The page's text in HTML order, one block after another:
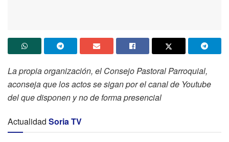
La propia organización, el Consejo Pastoral Parroquial,
aconseja que los actos se sigan por el canal de Youtube
del que disponen y no de forma presencial
Actualidad Soria TV